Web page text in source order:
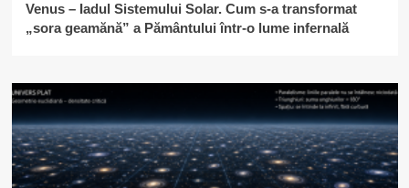
Venus – Iadul Sistemului Solar. Cum s-a transformat
„sora geamănă” a Pământului într-o lume infernală